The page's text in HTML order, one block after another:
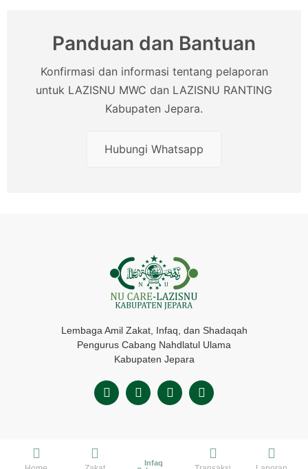
Panduan dan Bantuan
Konfirmasi dan informasi tentang pelaporan
untuk LAZISNU MWC dan LAZISNU RANTING
Kabupaten Jepara.
Hubungi Whatsapp
Lembaga Amil Zakat, Infaq, dan Shadaqah
Pengurus Cabang Nahdlatul Ulama
Kabupaten Jepara
Infaq